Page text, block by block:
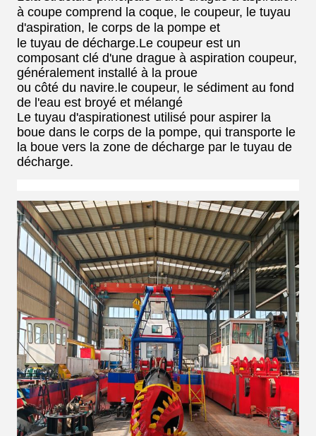
à coupe comprend la coque, le coupeur, le tuyau
d'aspiration, le corps de la pompe et
le tuyau de décharge.Le coupeur est un
composant clé d'une drague à aspiration coupeur,
généralement installé à la proue
ou côté du navire. le coupeur, le sédiment au fond
de l'eau est broyé et mélangé
Le tuyau d'aspirationest utilisé pour aspirer la
boue dans le corps de la pompe, qui transporte le
la boue vers la zone de décharge par le tuyau de
décharge.